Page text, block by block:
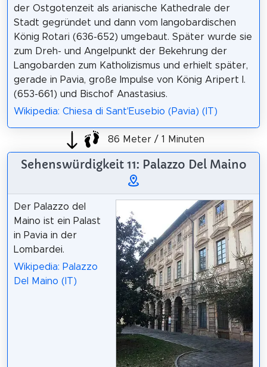
der Ostgotenzeit als arianische Kathedrale der
Stadt gegründet und dann vom langobardischen
König Rotari (636-652) umgebaut. Später wurde sie
zum Dreh- und Angelpunkt der Bekehrung der
Langobarden zum Katholizismus und erhielt später,
gerade in Pavia, große Impulse von König Aripert I.
(653-661) und Bischof Anastasius.
Wikipedia: Chiesa di Sant'Eusebio (Pavia) (IT)
86 Meter / 1 Minuten
Sehenswürdigkeit 11: Palazzo Del Maino
Der Palazzo del
Maino ist ein Palast
in Pavia in der
Lombardei.
Wikipedia: Palazzo
Del Maino (IT)